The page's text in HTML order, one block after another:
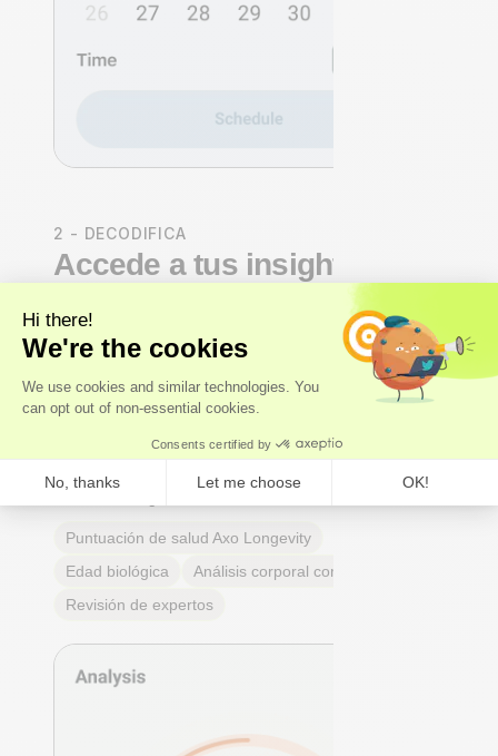
2 - DECODIFICA
Accede a tus insights de
, y no solo algoritmos, realizan un
análisis integral del organismo que abarca los sistemas
cardiovascular, hormonal, metabólico e inmunitario.
Recibirás unapuntuación de salud Axo Longevity,
de cada marcador: su significado, su importancia y tu
posición con respecto a los
rangos óptimos reales, no
Puntuación de salud Axo Longevity
Edad biológica
Análisis corporal completo
Revisión de expertos